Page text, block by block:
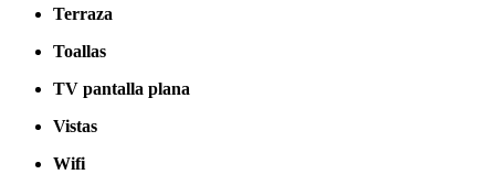
Terraza
Toallas
TV pantalla plana
Vistas
Wifi